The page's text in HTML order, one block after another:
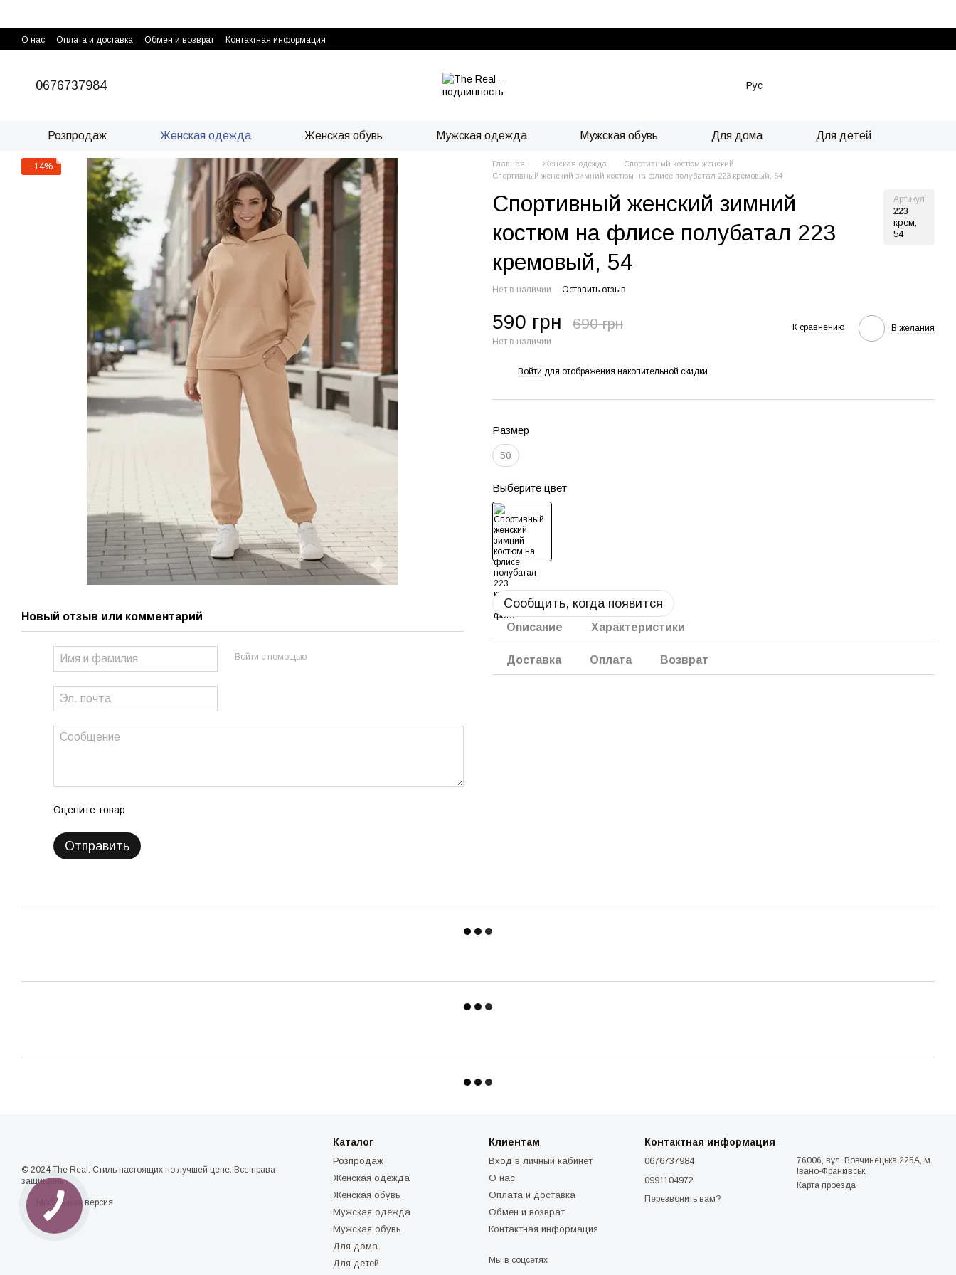
О нас Оплата и доставка Обмен и возврат Контактная информация
0676737984 Рус
Розпродаж Женская одежда Женская обувь Мужская одежда Мужская обувь Для дома Для детей
−14%
Новый отзыв или комментарий
Войти с помощью
Оцените товар
Отправить
Главная Женская одежда
Спортивный костюм женский
Спортивный женский зимний костюм на флисе полубатал 223 кремовый, 54
Спортивный женский зимний
костюм на флисе полубатал 223
кремовый, 54
Артикул
223
крем,
54
Нет в наличии Оставить отзыв
590 грн 690 грн
Нет в наличии
К сравнению В желания
Войти для отображения накопительной скидки
Размер
50
Выберите цвет
Сообщить, когда появится
Описание Характеристики
Доставка Оплата Возврат
© 2024 The Real. Стиль настоящих по лучшей цене. Все права
защищены.
Мобильная версия
Каталог
Розпродаж
Женская одежда
Женская обувь
Мужская одежда
Мужская обувь
Для дома
Для детей
Клиентам
Вход в личный кабинет
О нас
Оплата и доставка
Обмен и возврат
Контактная информация
Мы в соцсетях
Контактная информация
0676737984
0991104972
Перезвонить вам?
76006, вул. Вовчинецька 225А, м.
Івано-Франківськ,
Карта проезда